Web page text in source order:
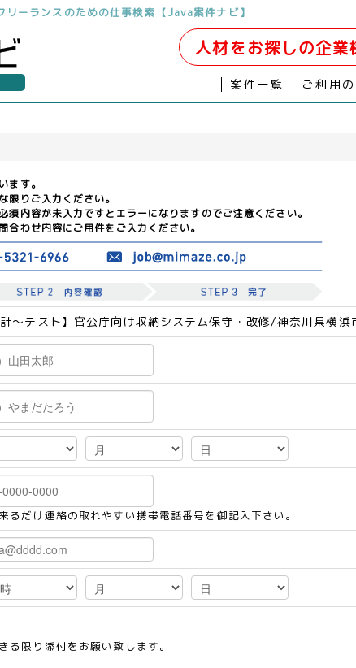
ーランスのための仕事検索【Java案件ナビ】
人材をお探しの企業
案件一覧 ご利用
ます。
限りご入力ください。
須内容が未入力ですとエラーになりますのでご注意ください。
わせ内容にご用件をご入力ください。
計～テスト】官公庁向け収納システム保守・改修/神奈川県横浜
るだけ連絡の取れやすい携帯電話番号を御記入下さい。
る限り添付をお願い致します。